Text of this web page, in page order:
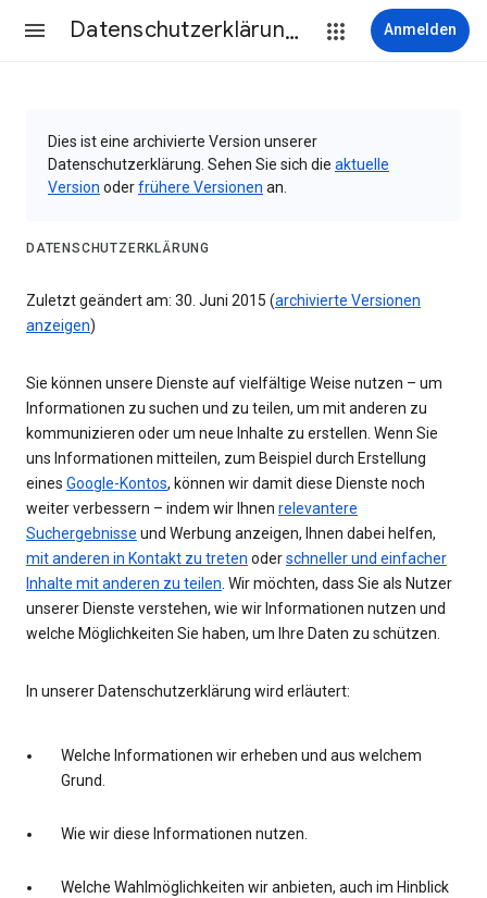
Datenschutzerklärung & Nutzungsbedingungen Anmelden
Dies ist eine archivierte Version unserer
Datenschutzerklärung. Sehen Sie sich die aktuelle
Version oderfrühere Versionen an.
DATENSCHUTZERKLÄRUNG
Zuletzt geändert am: 30. Juni 2015 (archivierte Versionen
anzeigen)
Sie können unsere Dienste auf vielfältige Weise nutzen – um
Informationen zu suchen und zu teilen, um mit anderen zu
kommunizieren oder um neue Inhalte zu erstellen. Wenn Sie
uns Informationen mitteilen, zum Beispiel durch Erstellung
eines Google-Kontos, können wir damit diese Dienste noch
weiter verbessern – indem wir Ihnen relevantere
Suchergebnisse und Werbung anzeigen, Ihnen dabei helfen,
mit anderen in Kontakt zu treten oderschneller und einfacher
Inhalte mit anderen zu teilen. Wir möchten, dass Sie als Nutzer
unserer Dienste verstehen, wie wir Informationen nutzen und
welche Möglichkeiten Sie haben, um Ihre Daten zu schützen.
In unserer Datenschutzerklärung wird erläutert:
Welche Informationen wir erheben und aus welchem
Grund.
Wie wir diese Informationen nutzen.
Welche Wahlmöglichkeiten wir anbieten, auch im Hinblick